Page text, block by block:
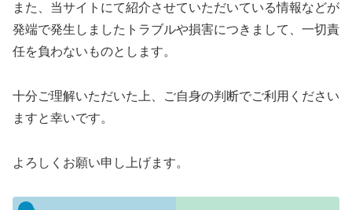
また、当サイトにて紹介させていただいている情報などが
発端で発生しましたトラブルや損害につきまして、一切責
任を負わないものとします。
十分ご理解いただいた上、ご自身の判断でご利用ください
ますと幸いです。
よろしくお願い申し上げます。